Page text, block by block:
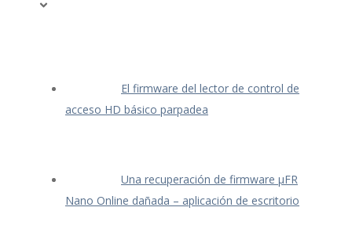
El firmware del lector de control de
acceso HD básico parpadea
Una recuperación de firmware μFR
Nano Online dañada – aplicación de escritorio